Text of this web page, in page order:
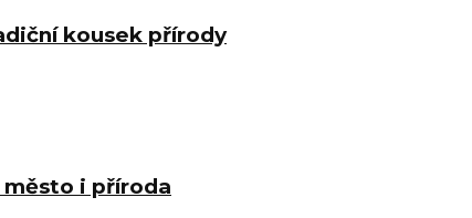
kousek přírody
i příroda